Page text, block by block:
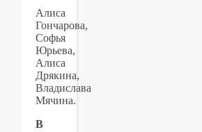
Алиса
Гончарова,
Софья
Юрьева,
Алиса
Дрякина,
Владислава
Мячина.
В